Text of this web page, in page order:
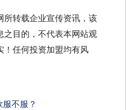
所转载企业宣传资讯，该
之目的，不代表本网站观
！任何投资加盟均有风
不服？